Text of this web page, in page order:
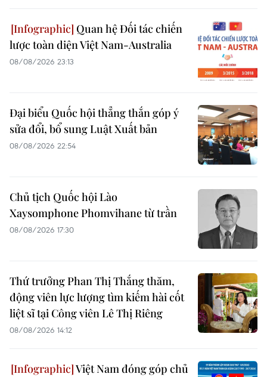
Quan hệ Đối tác chiến
lược toàn diện Việt Nam-Australia
08/08/2026 23:13
Đại biểu Quốc hội thẳng thắn góp ý
sửa đổi, bổ sung Luật Xuất bản
08/08/2026 22:54
Chủ tịch Quốc hội Lào
Xaysomphone Phomvihane từ trần
08/08/2026 17:30
Thứ trưởng Phan Thị Thắng thăm,
động viên lực lượng tìm kiếm hài cốt
liệt sĩ tại Công viên Lê Thị Riêng
08/08/2026 14:12
Việt Nam đóng góp chủ